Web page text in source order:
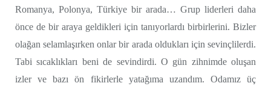
Romanya, Polonya, Türkiye bir arada… Grup liderleri daha
önce de bir araya geldikleri için tanıyorlardı birbirlerini. Bizler
olağan selamlaşırken onlar bir arada oldukları için sevinçlilerdi.
Tabi sıcaklıkları beni de sevindirdi. O gün zihnimde oluşan
izler ve bazı ön fikirlerle yatağıma uzandım. Odamız üç